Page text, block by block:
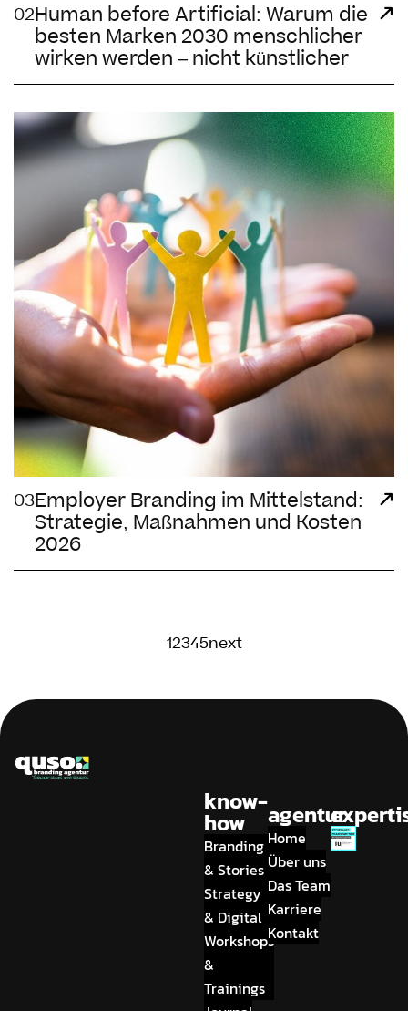
02Human before Artificial: Warum die
besten Marken 2030 menschlicher
wirken werden – nicht künstlicher
03Employer Branding im Mittelstand:
Strategie, Maßnahmen und Kosten
2026
12345next
know-
how
Branding
& Stories
Strategy
& Digital
Workshops
&
Trainings
agentur
Home
Über uns
Das Team
Karriere
Kontakt